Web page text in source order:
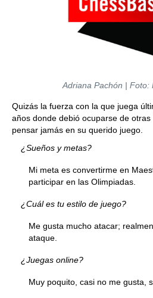
Adriana Pachón | Foto:
Quizás la fuerza con la que juega
años donde debió ocuparse de
pensar jamás en su querido juego.
¿Sueños y metas?
Mi meta es convertirme en
participar en las Olimpiadas.
¿Cuál es tu estilo de juego?
Me gusta mucho atacar;
ataque.
¿Juegas online?
Muy poquito, casi no me gusta,